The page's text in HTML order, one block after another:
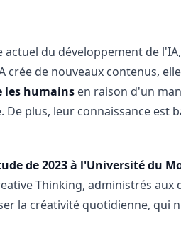
du développement de
de nouveaux contenus,
les humains en raison d'un
plus, leur connaissance est
de 2023 à l'Université du
Thinking, administrés
la créativité quotidienne, qui